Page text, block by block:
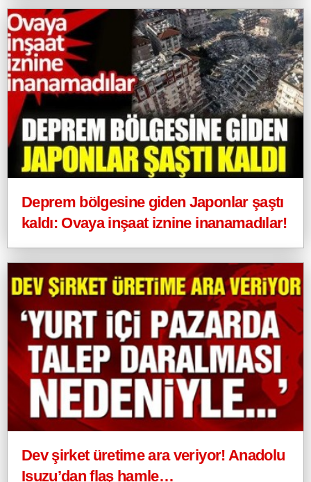
Deprem bölgesine giden Japonlar şaştı
kaldı: Ovaya inşaat iznine inanamadılar!
Dev şirket üretime ara veriyor! Anadolu
Isuzu’dan flaş hamle…